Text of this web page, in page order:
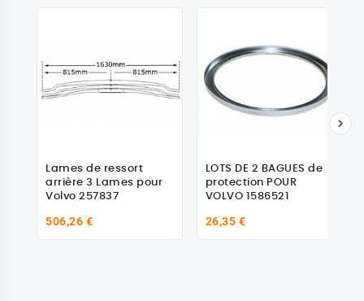
Lames de ressort
arrière 3 Lames pour
Volvo 257837
506,26 €
LOTS DE 2 BAGUES de
protection POUR
VOLVO 1586521
26,35 €
